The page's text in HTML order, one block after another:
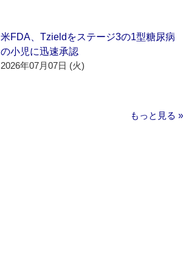
米FDA、Tzieldをステージ3の1型糖尿病
の小児に迅速承認
2026年07月07日 (火)
もっと見る »